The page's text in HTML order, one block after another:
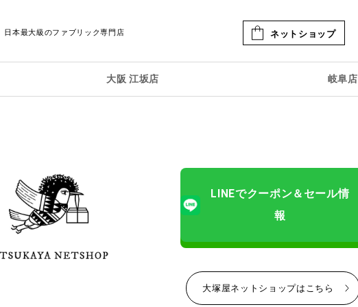
日本最大級のファブリック専門店 ネットショップ
大阪 江坂店 岐阜店
LINEでクーポン＆セール情
報
大塚屋ネットショップはこちら